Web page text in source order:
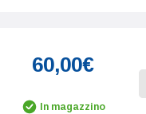
60,00€
In magazzino